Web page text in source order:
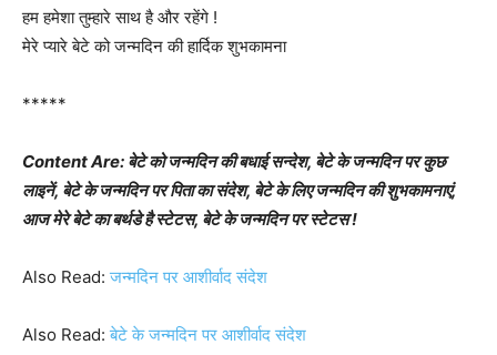
हम हमेशा तुम्हारे साथ है और रहेंगे !
मेरे प्यारे बेटे को जन्मदिन की हार्दिक शुभकामना
*****
Content Are: बेटे को जन्मदिन की बधाई सन्देश, बेटे के जन्मदिन पर कुछ
लाइनें, बेटे के जन्मदिन पर पिता का संदेश, बेटे के लिए जन्मदिन की शुभकामनाएं,
आज मेरे बेटे का बर्थडे है स्टेटस, बेटे के जन्मदिन पर स्टेटस !
Also Read:जन्मदिन पर आशीर्वाद संदेश
Also Read:बेटे के जन्मदिन पर आशीर्वाद संदेश